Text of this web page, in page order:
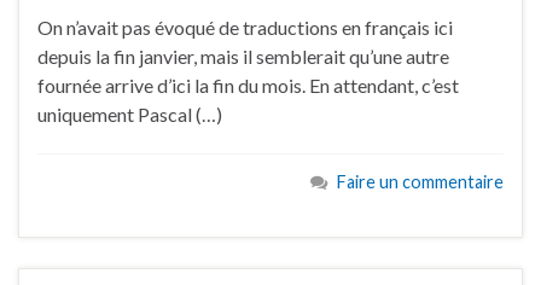
On n’avait pas évoqué de traductions en français ici
depuis la fin janvier, mais il semblerait qu’une autre
fournée arrive d’ici la fin du mois. En attendant, c’est
uniquement Pascal (…)
Faire un commentaire